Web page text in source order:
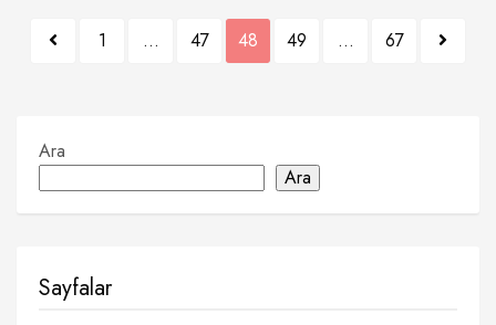
Yazı
1 … 47 48 49 … 67
Ara
Ara
Sayfalar